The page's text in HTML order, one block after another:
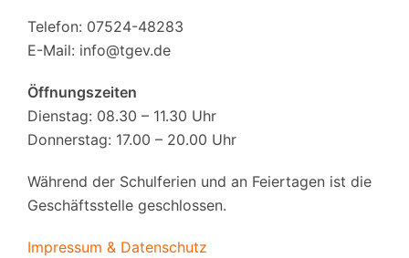
Telefon: 07524-48283
E-Mail: info@tgev.de
Öffnungszeiten
Dienstag: 08.30 – 11.30 Uhr
Donnerstag: 17.00 – 20.00 Uhr
Während der Schulferien und an Feiertagen ist die
Geschäftsstelle geschlossen.
Impressum & Datenschutz